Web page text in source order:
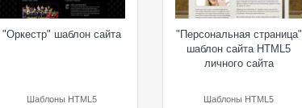
"Оркестр" шаблон сайта
Шаблоны HTML5
"Персональная страница"
шаблон сайта HTML5
личного сайта
Шаблоны HTML5